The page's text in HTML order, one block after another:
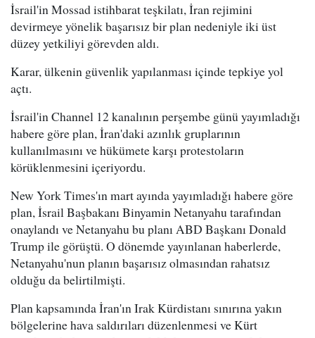
İsrail'in Mossad istihbarat teşkilatı, İran rejimini
devirmeye yönelik başarısız bir plan nedeniyle iki üst
düzey yetkiliyi görevden aldı.
Karar, ülkenin güvenlik yapılanması içinde tepkiye yol
açtı.
İsrail'in Channel 12 kanalının perşembe günü yayımladığı
habere göre plan, İran'daki azınlık gruplarının
kullanılmasını ve hükümete karşı protestoların
körüklenmesini içeriyordu.
New York Times'ın mart ayında yayımladığı habere göre
plan, İsrail Başbakanı Binyamin Netanyahu tarafından
onaylandı ve Netanyahu bu planı ABD Başkanı Donald
Trump ile görüştü. O dönemde yayınlanan haberlerde,
Netanyahu'nun planın başarısız olmasından rahatsız
olduğu da belirtilmişti.
Plan kapsamında İran'ın Irak Kürdistanı sınırına yakın
bölgelerine hava saldırıları düzenlenmesi ve Kürt